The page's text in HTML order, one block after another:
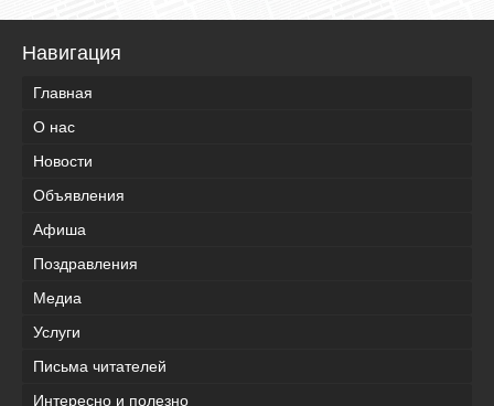
Навигация
Главная
О нас
Новости
Объявления
Афиша
Поздравления
Медиа
Услуги
Письма читателей
Интересно и полезно